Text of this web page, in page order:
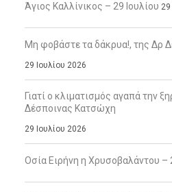
Άγιος Καλλίνικος – 29 Ιουλίου 29
Μη φοβάστε τα δάκρυα!, της Δρ
29 Ιουλίου 2026
Γιατί ο κλιματισμός αγαπά την
Δέσποινας Κατσώχη
29 Ιουλίου 2026
Οσία Ειρήνη η Χρυσοβαλάντου –